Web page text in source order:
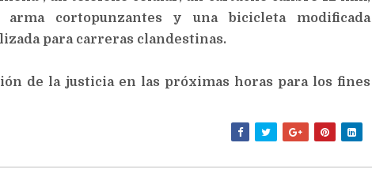
arma cortopunzantes y una bicicleta modificada
para carreras clandestinas.
de la justicia en las próximas horas para los fines